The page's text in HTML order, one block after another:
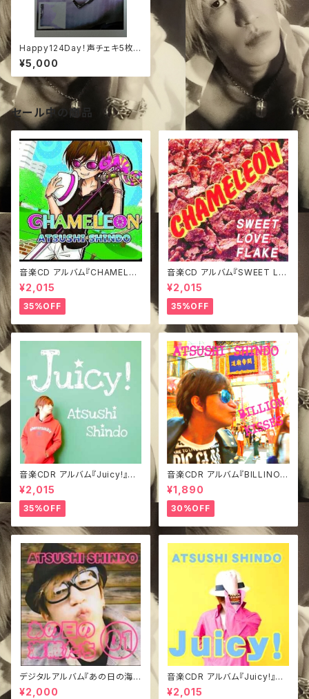
Happy124Day！声チェキ5枚
+１枚
¥5,000
セール中の商品
音楽CD アルバム『CHAMELEO
N』
¥2,015
35%OFF
音楽CD アルバム『SWEET LO
VE FLAKE』
¥2,015
35%OFF
音楽CDR アルバム『Juicy!』み
どジャケVer.
¥2,015
35%OFF
音楽CDR アルバム『BILLINO K
ISSES』TypeA
¥1,890
30%OFF
デジタルアルバム『あの日の海賊
たち①』
¥2,000
音楽CDR アルバム『Juicy!』き
ぃジャケVer.
¥2,015